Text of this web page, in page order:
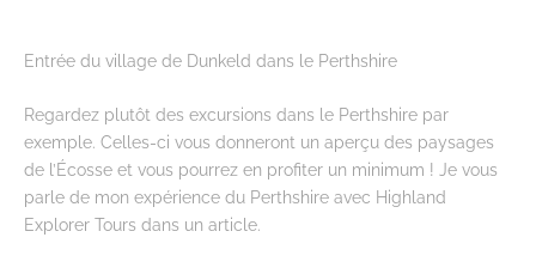
Entrée du village de Dunkeld dans le Perthshire
Regardez plutôt des excursions dans le Perthshire par
exemple. Celles-ci vous donneront un aperçu des paysages
de l’Écosse et vous pourrez en profiter un minimum ! Je vous
parle de mon expérience du Perthshire avec Highland
Explorer Tours dans un article.